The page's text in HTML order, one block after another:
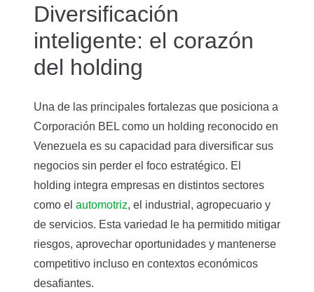
Diversificación
inteligente: el corazón
del holding
Una de las principales fortalezas que posiciona a
Corporación BEL como un holding reconocido en
Venezuela es su capacidad para diversificar sus
negocios sin perder el foco estratégico. El
holding integra empresas en distintos sectores
como el automotriz, el industrial, agropecuario y
de servicios. Esta variedad le ha permitido mitigar
riesgos, aprovechar oportunidades y mantenerse
competitivo incluso en contextos económicos
desafiantes.